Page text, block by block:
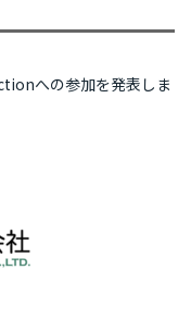
報告
への参加を発表しま